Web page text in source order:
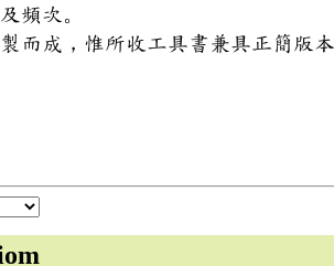
頻次。
而成，惟所收工具書兼具正簡版